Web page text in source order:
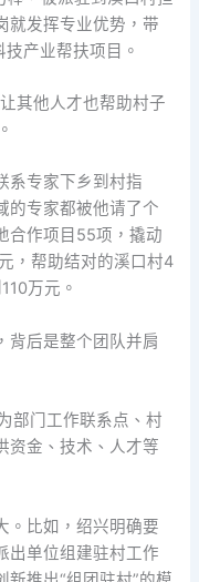
就发挥专业优势，带
产业帮扶项目。
其他人才也帮助村子
系专家下乡到村指
的专家都被他请了个
合作项目55项，撬动
，帮助结对的溪口村4
万元。
背后是整个团队并肩
部门工作联系点、村
资金、技术、人才等
。比如，绍兴明确要
出单位组建驻村工作